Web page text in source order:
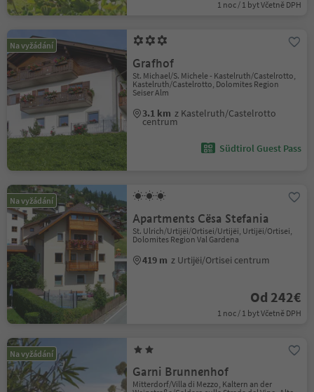
1 noc / 1 byt Včetně DPH
Na vyžádání
Grafhof
St. Michael/S. Michele - Kastelruth/Castelrotto,
Kastelruth/Castelrotto, Dolomites Region
Seiser Alm
3.1 km z Kastelruth/Castelrotto
centrum
Südtirol Guest Pass
Na vyžádání
Apartments Cësa Stefania
St. Ulrich/Urtijëi/Ortisei/Urtijëi, Urtijëi/Ortisei,
Dolomites Region Val Gardena
419 m z Urtijëi/Ortisei centrum
Od 242€
1 noc / 1 byt Včetně DPH
Na vyžádání
Garni Brunnenhof
Mitterdorf/Villa di Mezzo, Kaltern an der